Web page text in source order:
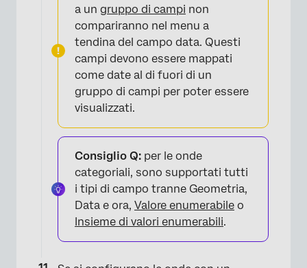
a un gruppo di campi non
compariranno nel menu a
tendina del campo data. Questi
campi devono essere mappati
come date al di fuori di un
gruppo di campi per poter essere
visualizzati.
Consiglio Q: per le onde
categoriali, sono supportati tutti
i tipi di campo tranne Geometria,
Data e ora, Valore enumerabile o
Insieme di valori enumerabili.